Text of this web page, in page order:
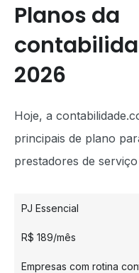
Planos da
2026
Hoje, a
principais de plano
prestadores de
PJ Essencial
R$ 189/mês
Empresas com rotina